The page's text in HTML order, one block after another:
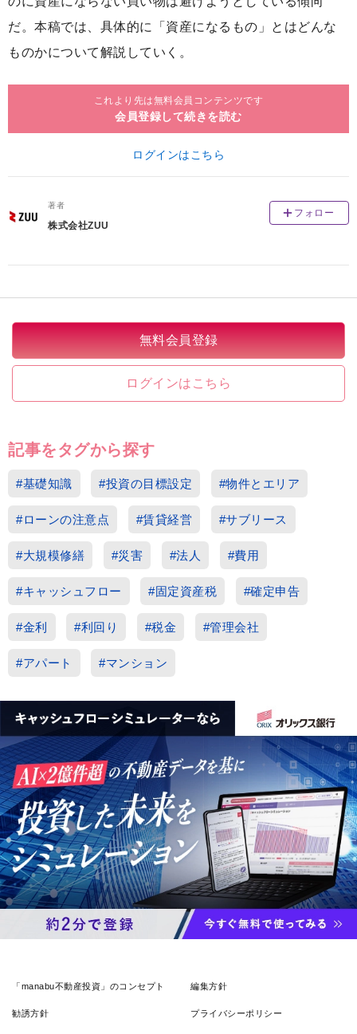
だ。本稿では、具体的に「資産になるもの」とはどんな
ものかについて解説していく。
これより先は無料会員コンテンツです
会員登録して続きを読む
ログインはこちら
著者
株式会社ZUU
フォロー
無料会員登録
ログインはこちら
記事をタグから探す
#基礎知識 #投資の目標設定 #物件とエリア
#ローンの注意点 #賃貸経営 #サブリース
#大規模修繕 #災害 #法人 #費用
#キャッシュフロー #固定資産税 #確定申告
#金利 #利回り #税金 #管理会社
#アパート #マンション
「manabu不動産投資」のコンセプト 編集方針
勧誘方針 プライバシーポリシー